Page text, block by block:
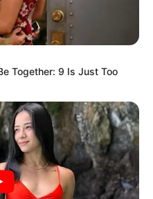
τον...
Έρχεται το μεγαλύτερο κραχ
στη σύγχρονη Ιστορία
Together: 9 Is Just Too